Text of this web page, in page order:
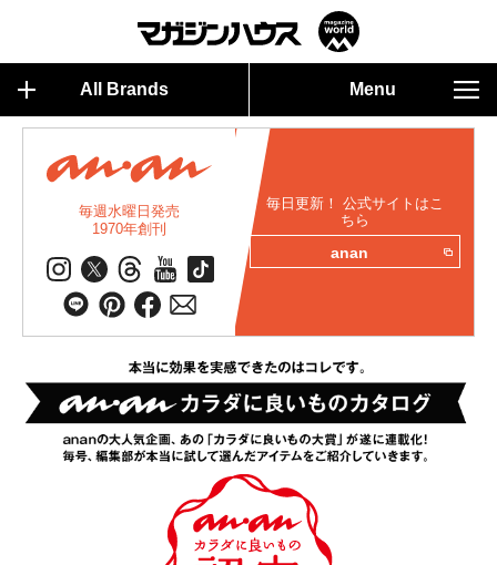
All Brands Menu
毎週水曜日発売
1970年創刊
毎日更新！ 公式サイトはこ
ちら
anan